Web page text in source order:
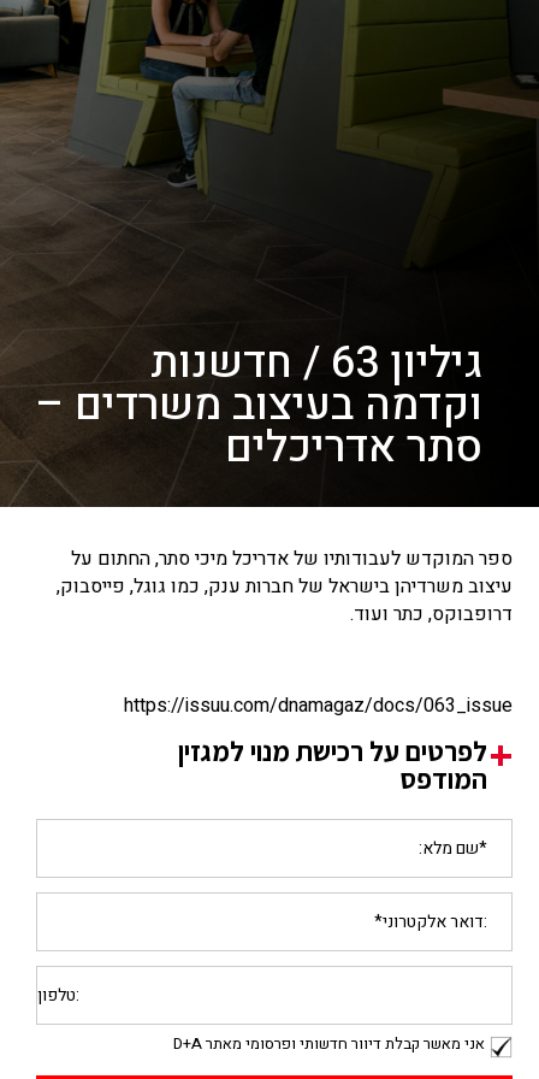
גיליון 63 / חדשנות
וקדמה בעיצוב משרדים –
סתר אדריכלים
ספר המוקדש לעבודותיו של אדריכל מיכי סתר, החתום על
עיצוב משרדיהן בישראל של חברות ענק, כמו גוגל, פייסבוק,
דרופבוקס, כתר ועוד.
https://issuu.com/dnamagaz/docs/063_issue
לפרטים על רכישת מנוי למגזין
המודפס
אני מאשר קבלת דיוור חדשותי ופרסומי מאתר D+A